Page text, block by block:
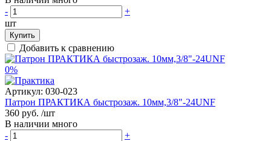
-
+
шт
Купить
Добавить к сравнению
0%
Артикул: 030-023
Патрон ПРАКТИКА быстрозаж. 10мм,3/8"-24UNF
360 руб. /шт
В наличии много
-
+